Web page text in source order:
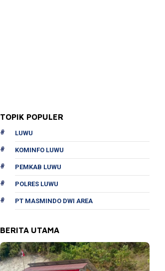
TOPIK POPULER
LUWU
KOMINFO LUWU
PEMKAB LUWU
POLRES LUWU
PT MASMINDO DWI AREA
BERITA UTAMA